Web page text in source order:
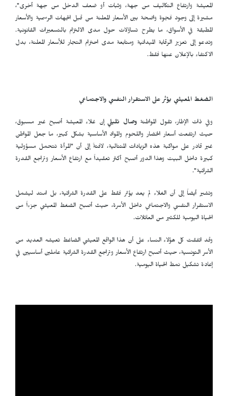
المعيشة وارتفاع التكاليف من جهة، وثبات أو ضعف الدخل من جهة أخرى"،
مشيرة إلى وجود فجوة واضحة بين الأسعار المعلنة من قبل الجهات الرسمية والأسعار
المطبقة في الأسواق، ما يطرح تساؤلات حول مدى الالتزام بالتسعيرات القانونية.
وتدعو إلى تعزيز الرقابة الميدانية ومتابعة مدى احترام التجار للأسعار المعلنة، بدل
الاكتفاء بالإعلان عنها فقط.
الضغط المعيشي يؤثر على الاستقرار النفسي والاجتماعي
وفي ذات الإطار، تقول المواطنة وصال تليلي إن غلاء المعيشة أصبح غير مسبوق،
حيث ارتفعت أسعار الخضار واللحوم والمواد الأساسية بشكل كبير، ما جعل المواطن
غير قادر على مواكبة هذه الزيادات المتتالية، لافتةً إلى أن "المرأة تتحمل مسؤولية
كبيرة داخل البيت وهذا الدور أصبح أكثر تعقيداً مع ارتفاع الأسعار وتراجع القدرة
الشرائية".
وتشير أيضاً إلى أن الغلاء لم يعد يؤثر فقط على القدرة الشرائية، بل امتد ليشمل
الاستقرار النفسي والاجتماعي داخل الأسرة، حيث أصبح الضغط المعيشي جزءاً من
الحياة اليومية للكثير من العائلات.
وقد اتفقت كل هؤلاء النساء على أن هذا الواقع المعيشي الضاغط تعيشه العديد من
الأسر التونسية، حيث أصبح ارتفاع الأسعار وتراجع القدرة الشرائية عاملين أساسيين في
إعادة تشكيل نمط الحياة اليومية.